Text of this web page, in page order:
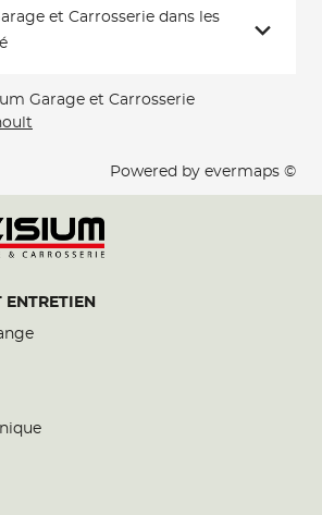
et Carrosserie dans les
Garage et Carrosserie
Powered by evermaps ©
ENTRETIEN